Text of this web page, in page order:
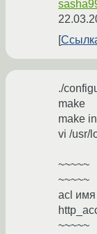
./
make
make
vi /usr/
~~~~~
~~~~~
acl
~~~~~